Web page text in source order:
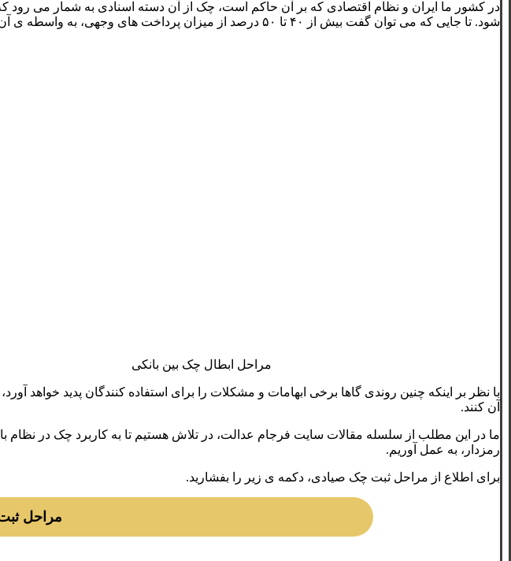
در کشور ما ایران و نظام اقتصادی که بر آن حاکم است، چک از آن دسته اسنادی به شمار می رود
شود‌. تا جایی که می توان گفت بیش از ۴۰ تا ۵۰ درصد از میزان پرداخت های وجهی، به واسطه ی آن پیش می روند.
مراحل ابطال چک بین بانکی
با نظر بر اینکه چنین روندی گاها برخی ابهامات و مشکلات را برای استفاده کنندگان پدید خواهد
آن کنند.
ما در این مطلب از سلسله مقالات سایت فرجام عدالت، در تلاش هستیم تا به کاربرد چک در نظام
رمزدار، به عمل آوریم.
برای اطلاع از مراحل ثبت چک صیادی، دکمه ی زیر را بفشارید.
مراحل